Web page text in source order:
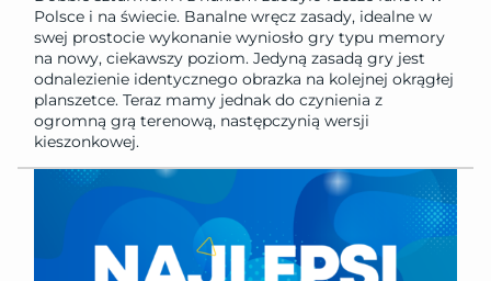
Polsce i na świecie. Banalne wręcz zasady, idealne w
swej prostocie wykonanie wyniosło gry typu memory
na nowy, ciekawszy poziom. Jedyną zasadą gry jest
odnalezienie identycznego obrazka na kolejnej okrągłej
planszetce. Teraz mamy jednak do czynienia z
ogromną grą terenową, następczynią wersji
kieszonkowej.